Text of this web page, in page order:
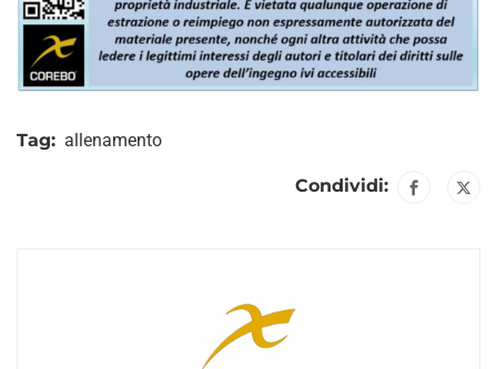
Tag: allenamento
Condividi: